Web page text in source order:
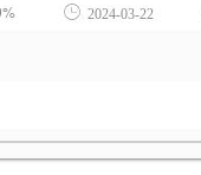
2024-03-22